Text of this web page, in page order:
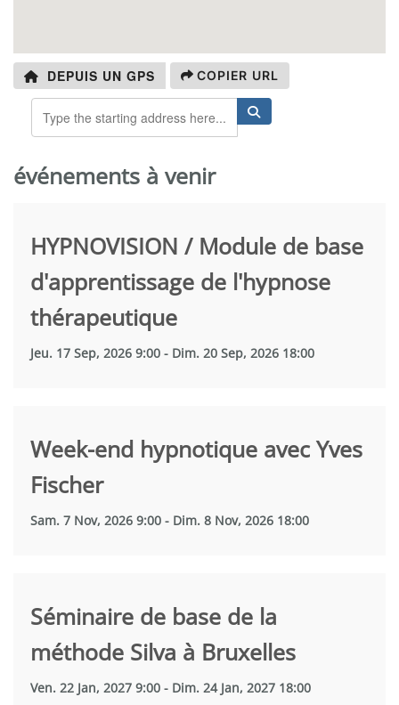
DEPUIS UN GPS COPIER URL
événements à venir
HYPNOVISION / Module de base
d'apprentissage de l'hypnose
thérapeutique
Jeu. 17 Sep, 2026 9:00 - Dim. 20 Sep, 2026 18:00
Week-end hypnotique avec Yves
Fischer
Sam. 7 Nov, 2026 9:00 - Dim. 8 Nov, 2026 18:00
Séminaire de base de la
méthode Silva à Bruxelles
Ven. 22 Jan, 2027 9:00 - Dim. 24 Jan, 2027 18:00